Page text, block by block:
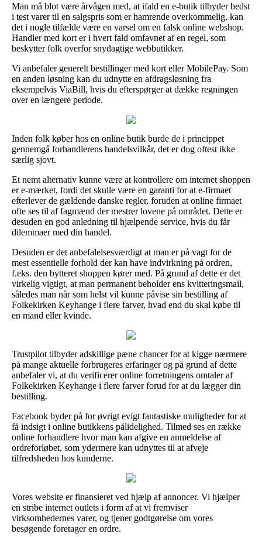
Man må blot være årvågen med, at ifald en e-butik tilbyder bedst
i test varer til en salgspris som er hamrende overkommelig, kan
det i nogle tilfælde være en varsel om en falsk online webshop.
Handler med kort er i hvert fald omfavnet af en regel, som
beskytter folk overfor snydagtige webbutikker.
Vi anbefaler generelt bestillinger med kort eller MobilePay. Som
en anden løsning kan du udnytte en afdragsløsning fra
eksempelvis ViaBill, hvis du efterspørger at dække regningen
over en længere periode.
Inden folk køber hos en online butik burde de i princippet
gennemgå forhandlerens handelsvilkår, det er dog oftest ikke
særlig sjovt.
Et nemt alternativ kunne være at kontrollere om internet shoppen
er e-mærket, fordi det skulle være en garanti for at e-firmaet
efterlever de gældende danske regler, foruden at online firmaet
ofte ses til af fagmænd der mestrer lovene på området. Dette er
desuden en god anledning til hjælpende service, hvis du får
dilemmaer med din handel.
Desuden er det anbefalelsesværdigt at man er på vagt for de
mest essentielle forhold der kan have indvirkning på ordren,
f.eks. den bytteret shoppen kører med. På grund af dette er det
virkelig vigtigt, at man permanent beholder ens kvitteringsmail,
således man når som helst vil kunne påvise sin bestilling af
Folkekirken Keyhange i flere farver, hvad end du skal købe til
en mand eller kvinde.
Trustpilot tilbyder adskillige pæne chancer for at kigge nærmere
på mange aktuelle forbrugeres erfaringer og på grund af dette
anbefaler vi, at du verificerer online forretningens omtaler af
Folkekirken Keyhange i flere farver forud for at du lægger din
bestilling.
Facebook byder på for øvrigt evigt fantastiske muligheder for at
få indsigt i online butikkens pålidelighed. Tilmed ses en række
online forhandlere hvor man kan afgive en anmeldelse af
ordreforløbet, som ydermere kan udnyttes til at afveje
tilfredsheden hos kunderne.
Vores website er finansieret ved hjælp af annoncer. Vi hjælper
en stribe internet outlets i form af at vi fremviser
virksomhedernes varer, og tjener godtgørelse om vores
besøgende foretager en ordre.